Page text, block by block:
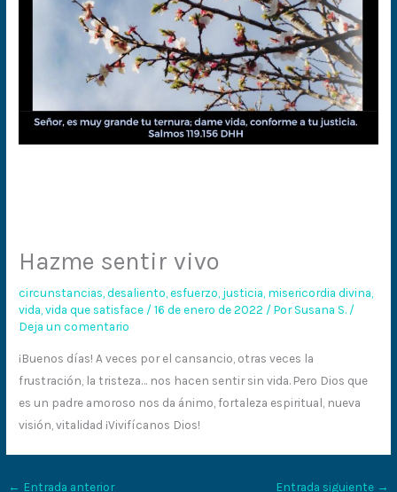
Hazme sentir vivo
circunstancias,desaliento,esfuerzo, justicia, misericordia divina,
vida,vida que satisface /16 de enero de 2022 / PorSusana S. /
Deja un comentario
¡Buenos días! A veces por el cansancio, otras veces la
frustración, la tristeza… nos hacen sentir sin vida. Pero Dios que
es un padre amoroso nos da ánimo, fortaleza espiritual, nueva
visión, vitalidad ¡Vivifícanos Dios!
← Entrada anterior Entrada siguiente →